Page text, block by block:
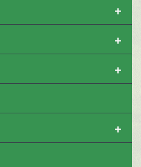
+
+
+
+